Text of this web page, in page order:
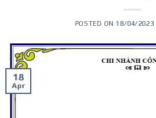
POSTED ON 18/04/2023
18
Apr